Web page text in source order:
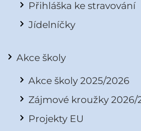
Přihláška ke stravování
Jídelníčky
Akce školy
Akce školy 2025/2026
Zájmové kroužky 2026/
Projekty EU